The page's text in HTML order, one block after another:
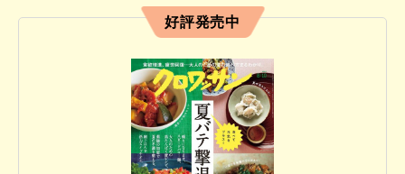
好評発売中